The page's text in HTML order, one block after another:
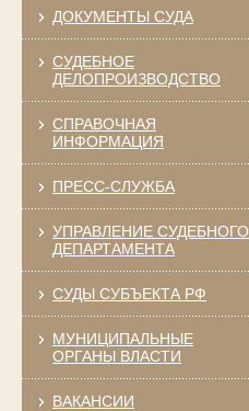
ДОКУМЕНТЫ СУДА
СУДЕБНОЕ
ДЕЛОПРОИЗВОДСТВО
СПРАВОЧНАЯ
ИНФОРМАЦИЯ
ПРЕСС-СЛУЖБА
УПРАВЛЕНИЕ СУДЕБНОГО
ДЕПАРТАМЕНТА
СУДЫ СУБЪЕКТА РФ
МУНИЦИПАЛЬНЫЕ
ОРГАНЫ ВЛАСТИ
ВАКАНСИИ